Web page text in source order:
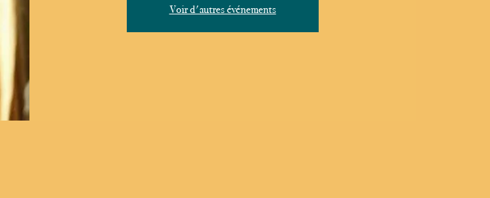
Voir d'autres événements